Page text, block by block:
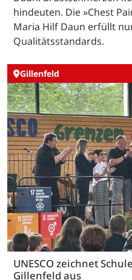
hindeuten. Die »Chest
Maria Hilf Daun erfüllt
Qualitätsstandards.
Gillenfeld
UNESCO zeichnet
Gillenfeld aus